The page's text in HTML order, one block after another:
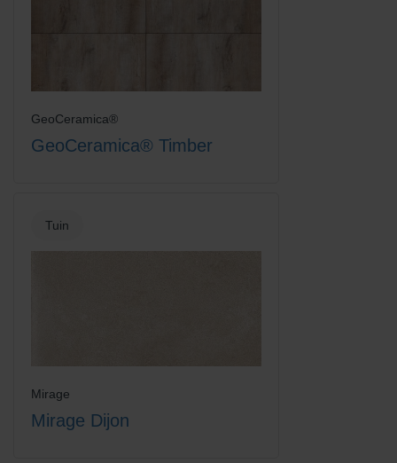
GeoCeramica®
GeoCeramica® Timber
Tuin
Mirage
Mirage Dijon